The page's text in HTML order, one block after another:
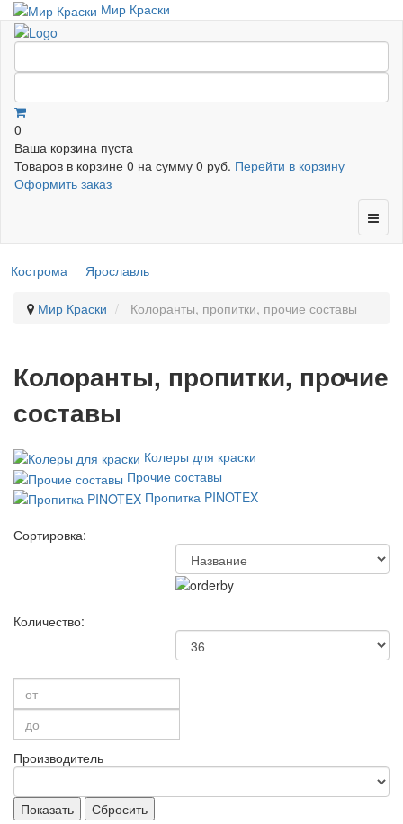
Мир Краски
0
Ваша корзина пуста
Товаров в корзине 0 на сумму 0 руб. Перейти в корзину
Оформить заказ
Кострома Ярославль
Мир Краски Колоранты, пропитки, прочие составы
Колоранты, пропитки, прочие
составы
Колеры для краски
Прочие составы
Пропитка PINOTEX
Сортировка:
Количество:
Производитель
Показать
Сбросить